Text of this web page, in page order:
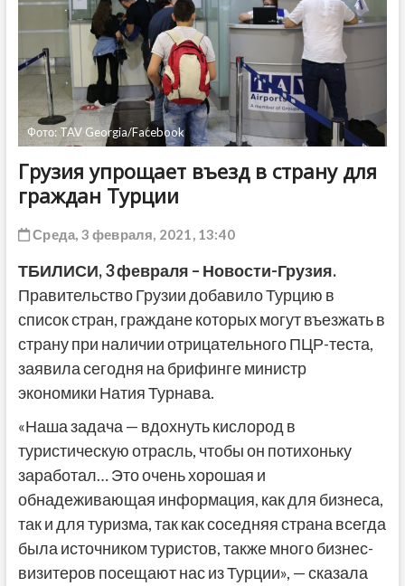
Фото: TAV Georgia/Facebook
Грузия упрощает въезд в страну для
граждан Турции
Среда, 3 февраля, 2021, 13:40
ТБИЛИСИ,3 февраля – Новости-Грузия.
Правительство Грузии добавило Турцию в
список стран, граждане которых могут въезжать в
страну при наличии отрицательного ПЦР-теста,
заявила сегодня на брифинге министр
экономики Натия Турнава.
«Наша задача — вдохнуть кислород в
туристическую отрасль, чтобы он потихоньку
заработал… Это очень хорошая и
обнадеживающая информация, как для бизнеса,
так и для туризма, так как соседняя страна всегда
была источником туристов, также много бизнес-
визитеров посещают нас из Турции», — сказала